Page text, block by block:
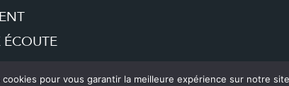
pour vous garantir la meilleure expérience sur notre